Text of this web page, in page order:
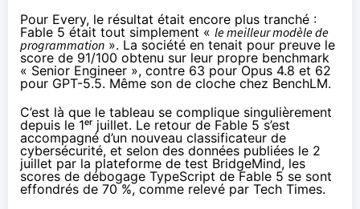
Pour Every, le résultat était encore plus tranché :
Fable 5 était tout simplement « le meilleur modèle de
programmation ». La société en tenait pour preuve le
score de 91/100 obtenu sur leur propre benchmark
« Senior Engineer », contre 63 pour Opus 4.8 et 62
pour GPT-5.5. Même son de cloche chez BenchLM.
C’est là que le tableau se complique singulièrement
depuis le 1ᵉʳ juillet. Le retour de Fable 5 s’est
accompagné d’un nouveau classificateur de
cybersécurité, et selon des données publiées le 2
juillet par la plateforme de test BridgeMind, les
scores de débogage TypeScript de Fable 5 se sont
effondrés de 70 %, comme relevé par Tech Times.